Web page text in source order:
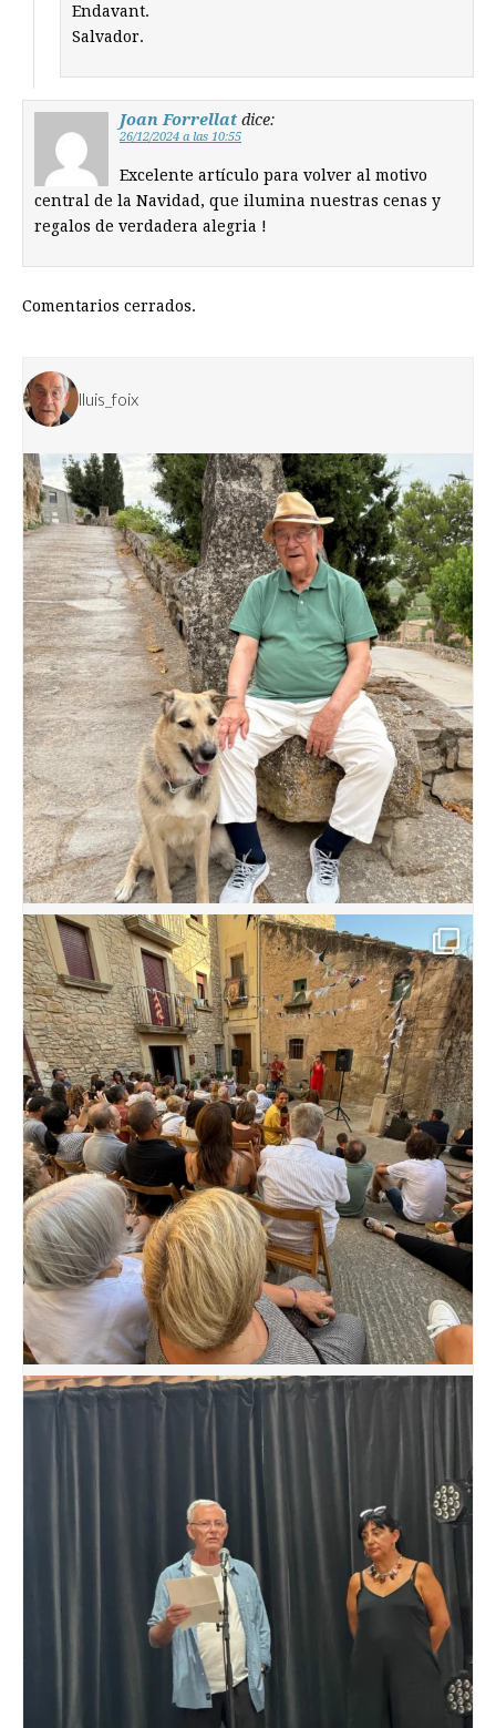
Endavant.
Salvador.
Joan Forrellat dice:
26/12/2024 a las 10:55
Excelente artículo para volver al motivo
central de la Navidad, que ilumina nuestras cenas y
regalos de verdadera alegria !
Comentarios cerrados.
lluis_foix